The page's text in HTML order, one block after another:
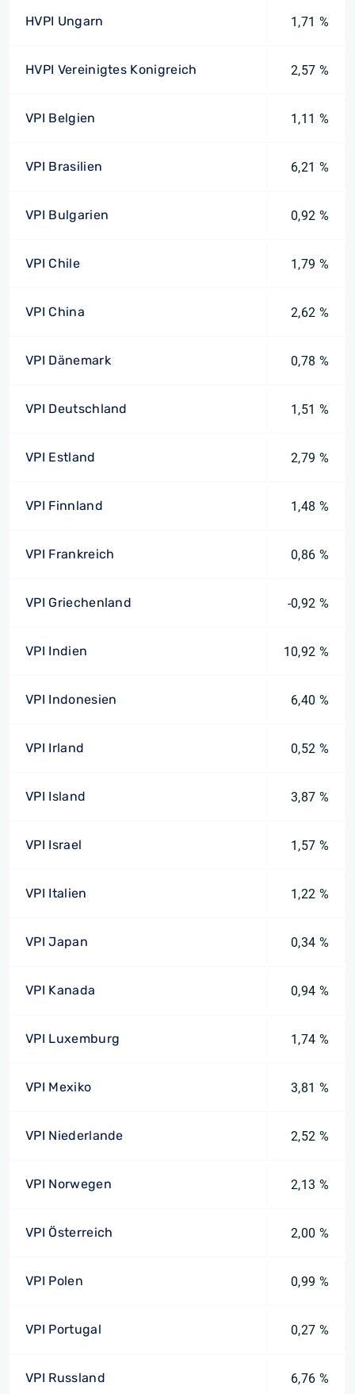
HVPI Ungarn 1,71 %
HVPI Vereinigtes Konigreich 2,57 %
VPI Belgien 1,11 %
VPI Brasilien 6,21 %
VPI Bulgarien 0,92 %
VPI Chile 1,79 %
VPI China 2,62 %
VPI Dänemark 0,78 %
VPI Deutschland 1,51 %
VPI Estland 2,79 %
VPI Finnland 1,48 %
VPI Frankreich 0,86 %
VPI Griechenland -0,92 %
VPI Indien 10,92 %
VPI Indonesien 6,40 %
VPI Irland 0,52 %
VPI Island 3,87 %
VPI Israel 1,57 %
VPI Italien 1,22 %
VPI Japan 0,34 %
VPI Kanada 0,94 %
VPI Luxemburg 1,74 %
VPI Mexiko 3,81 %
VPI Niederlande 2,52 %
VPI Norwegen 2,13 %
VPI Österreich 2,00 %
VPI Polen 0,99 %
VPI Portugal 0,27 %
VPI Russland 6,76 %